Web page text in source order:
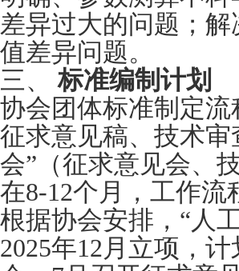
差异过大的问题；
值差异问题。
三、标准编制计划
协会团体标准制定
征求意见稿、技术
会”（征求意见会、
在8-12个月，工作流
根据协会安排，“人
2025年12月立项，